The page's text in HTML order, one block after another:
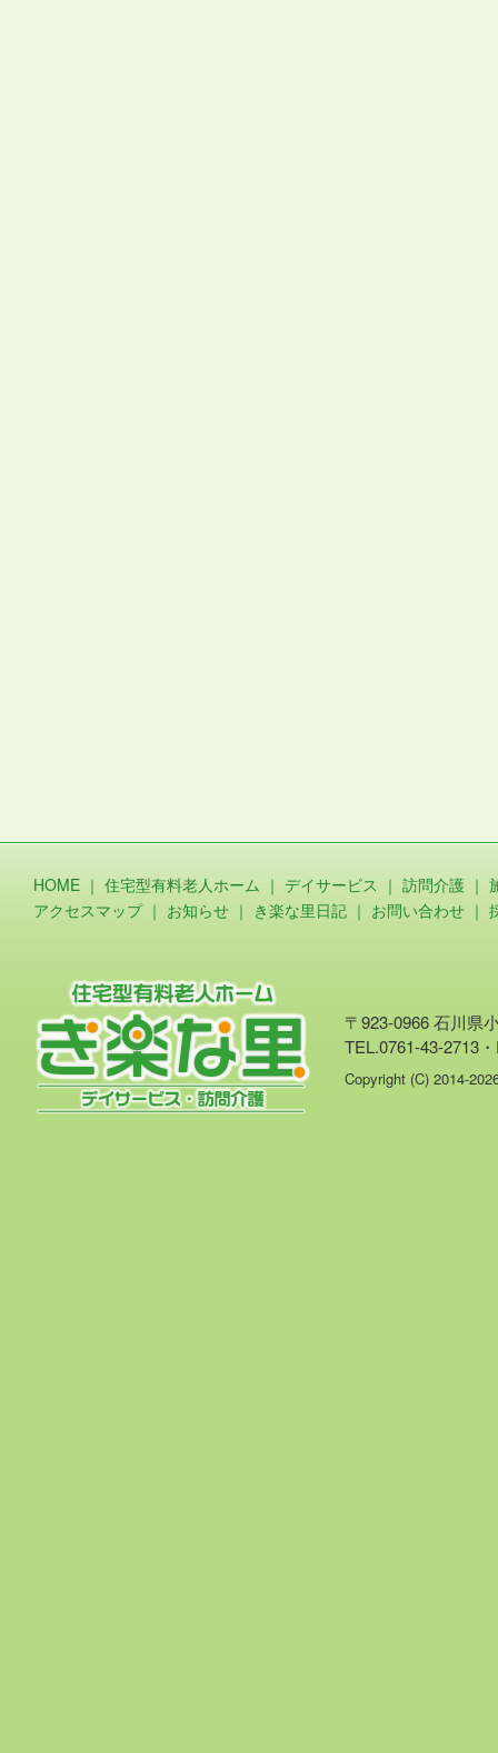
HOME ｜ 住宅型有料老人ホーム ｜ デイサービス ｜ 訪問介護 ｜
アクセスマップ｜ お知らせ ｜ き楽な里日記 ｜ お問い合わせ ｜
〒923-0966 石川県
TEL.0761-43-2713
Copyright (C) 2014-